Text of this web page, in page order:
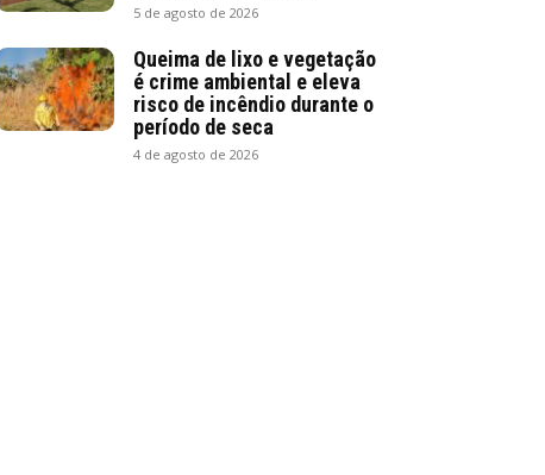
5 de agosto de 2026
Queima de lixo e vegetação
é crime ambiental e eleva
risco de incêndio durante o
período de seca
4 de agosto de 2026